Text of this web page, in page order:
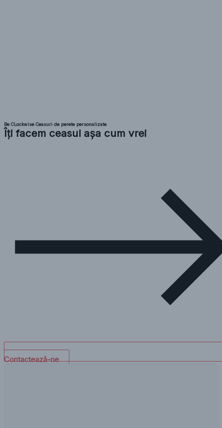
Be CLockwise Ceasuri de perete personalizate
Îți facem ceasul așa cum vrei
Contactează-ne